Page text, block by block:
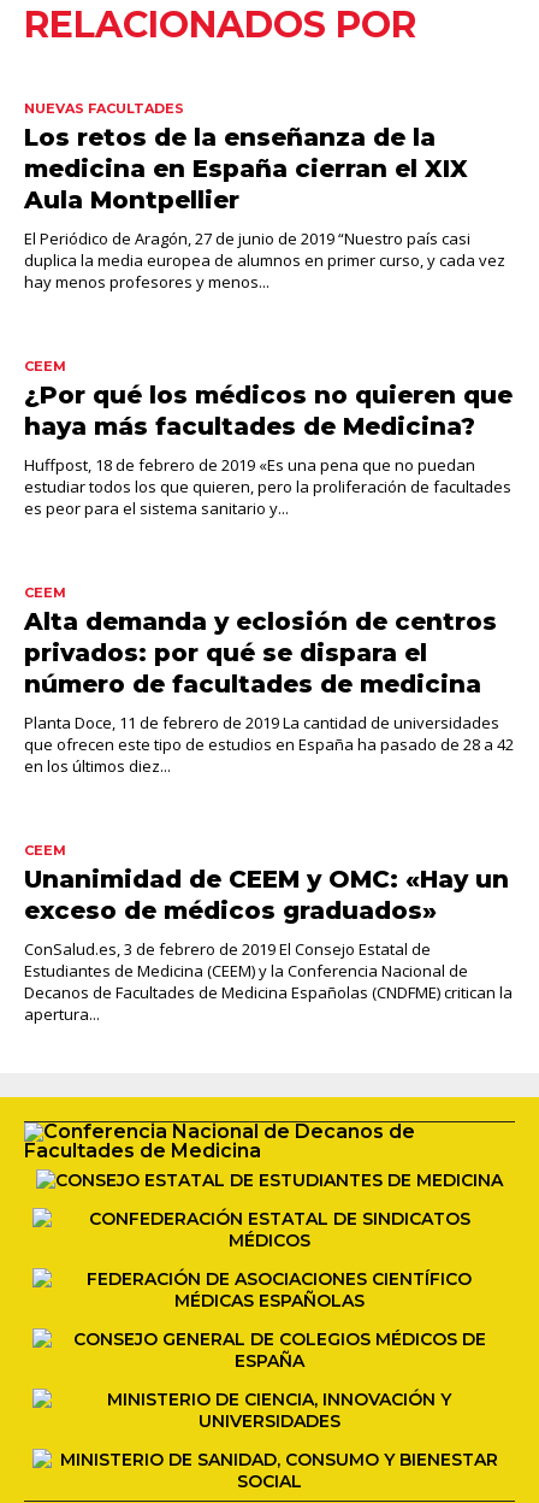
RELACIONADOS POR
NUEVAS FACULTADES
Los retos de la enseñanza de la
medicina en España cierran el XIX
Aula Montpellier
El Periódico de Aragón, 27 de junio de 2019 “Nuestro país casi
duplica la media europea de alumnos en primer curso, y cada vez
hay menos profesores y menos...
CEEM
¿Por qué los médicos no quieren que
haya más facultades de Medicina?
Huffpost, 18 de febrero de 2019 «Es una pena que no puedan
estudiar todos los que quieren, pero la proliferación de facultades
es peor para el sistema sanitario y...
CEEM
Alta demanda y eclosión de centros
privados: por qué se dispara el
número de facultades de medicina
Planta Doce, 11 de febrero de 2019 La cantidad de universidades
que ofrecen este tipo de estudios en España ha pasado de 28 a 42
en los últimos diez...
CEEM
Unanimidad de CEEM y OMC: «Hay un
exceso de médicos graduados»
ConSalud.es, 3 de febrero de 2019 El Consejo Estatal de
Estudiantes de Medicina (CEEM) y la Conferencia Nacional de
Decanos de Facultades de Medicina Españolas (CNDFME) critican la
apertura...